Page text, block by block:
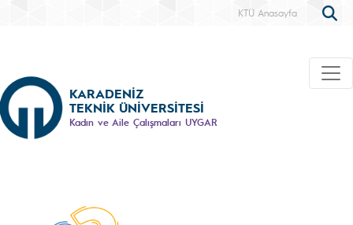
KTÜ Anasayfa
KARADENİZ
TEKNİK ÜNİVERSİTESİ
Kadın ve Aile Çalışmaları UYGAR